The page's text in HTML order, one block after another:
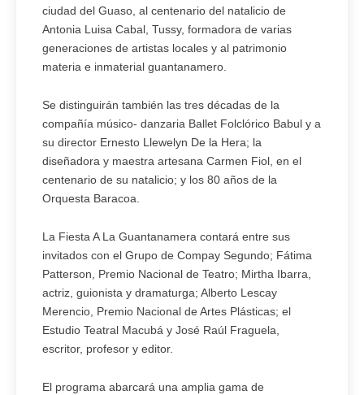
ciudad del Guaso, al centenario del natalicio de
Antonia Luisa Cabal, Tussy, formadora de varias
generaciones de artistas locales y al patrimonio
materia e inmaterial guantanamero.
Se distinguirán también las tres décadas de la
compañía músico- danzaria Ballet Folclórico Babul y a
su director Ernesto Llewelyn De la Hera; la
diseñadora y maestra artesana Carmen Fiol, en el
centenario de su natalicio; y los 80 años de la
Orquesta Baracoa.
La Fiesta A La Guantanamera contará entre sus
invitados con el Grupo de Compay Segundo; Fátima
Patterson, Premio Nacional de Teatro; Mirtha Ibarra,
actriz, guionista y dramaturga; Alberto Lescay
Merencio, Premio Nacional de Artes Plásticas; el
Estudio Teatral Macubá y José Raúl Fraguela,
escritor, profesor y editor.
El programa abarcará una amplia gama de